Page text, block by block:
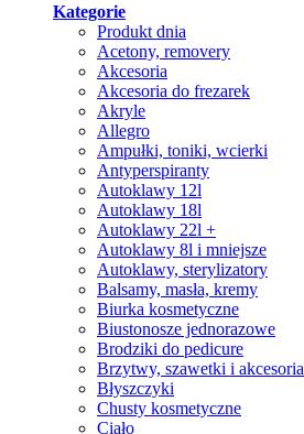
Kategorie
Produkt dnia
Acetony, removery
Akcesoria
Akcesoria do frezarek
Akryle
Allegro
Ampułki, toniki, wcierki
Antyperspiranty
Autoklawy 12l
Autoklawy 18l
Autoklawy 22l +
Autoklawy 8l i mniejsze
Autoklawy, sterylizatory
Balsamy, masła, kremy
Biurka kosmetyczne
Biustonosze jednorazowe
Brodziki do pedicure
Brzytwy, szawetki i akcesoria
Błyszczyki
Chusty kosmetyczne
Ciało